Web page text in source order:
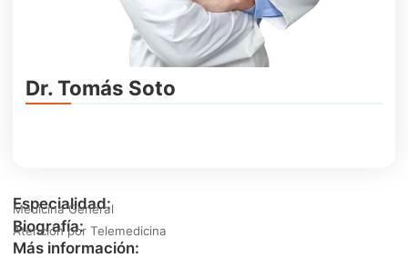
Dr. Tomás Soto
Especialidad:
Medicina General
Biografía:
Atención por Telemedicina
Más información: